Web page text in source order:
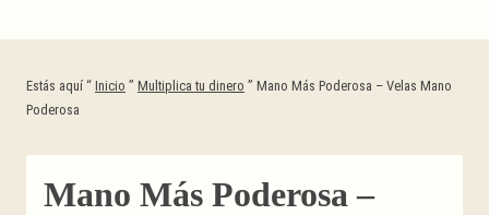
Estás aquí “ Inicio ” Multiplica tu dinero ” Mano Más Poderosa – Velas Mano
Poderosa
Mano Más Poderosa –